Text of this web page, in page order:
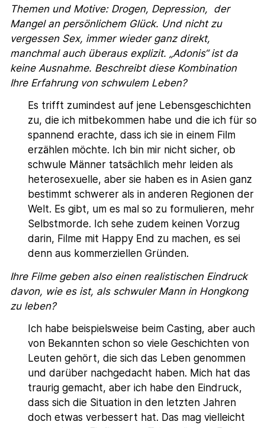
Themen und Motive: Drogen, Depression, der
Mangel an persönlichem Glück. Und nicht zu
vergessen Sex, immer wieder ganz direkt,
manchmal auch überaus explizit. „Adonis“ ist da
keine Ausnahme. Beschreibt diese Kombination
Ihre Erfahrung von schwulem Leben?
Es trifft zumindest auf jene Lebensgeschichten
zu, die ich mitbekommen habe und die ich für so
spannend erachte, dass ich sie in einem Film
erzählen möchte. Ich bin mir nicht sicher, ob
schwule Männer tatsächlich mehr leiden als
heterosexuelle, aber sie haben es in Asien ganz
bestimmt schwerer als in anderen Regionen der
Welt. Es gibt, um es mal so zu formulieren, mehr
Selbstmorde. Ich sehe zudem keinen Vorzug
darin, Filme mit Happy End zu machen, es sei
denn aus kommerziellen Gründen.
Ihre Filme geben also einen realistischen Eindruck
davon, wie es ist, als schwuler Mann in Hongkong
zu leben?
Ich habe beispielsweise beim Casting, aber auch
von Bekannten schon so viele Geschichten von
Leuten gehört, die sich das Leben genommen
und darüber nachgedacht haben. Mich hat das
traurig gemacht, aber ich habe den Eindruck,
dass sich die Situation in den letzten Jahren
doch etwas verbessert hat. Das mag vielleicht